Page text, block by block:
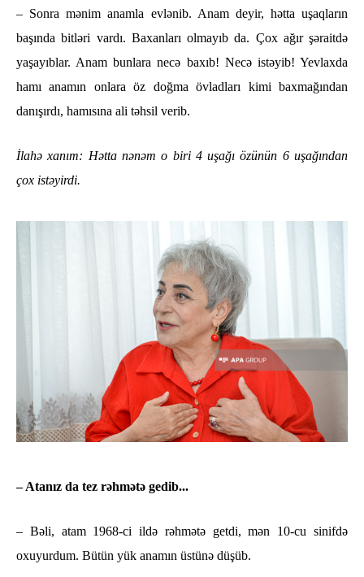
– Sonra mənim anamla evlənib. Anam deyir, hətta uşaqların
başında bitləri vardı. Baxanları olmayıb da. Çox ağır şəraitdə
yaşayıblar. Anam bunlara necə baxıb! Necə istəyib! Yevlaxda
hamı anamın onlara öz doğma övladları kimi baxmağından
danışırdı, hamısına ali təhsil verib.
İlahə xanım: Hətta nənəm o biri 4 uşağı özünün 6 uşağından
çox istəyirdi.
– Atanız da tez rəhmətə gedib...
– Bəli, atam 1968-ci ildə rəhmətə getdi, mən 10-cu sinifdə
oxuyurdum. Bütün yük anamın üstünə düşüb.